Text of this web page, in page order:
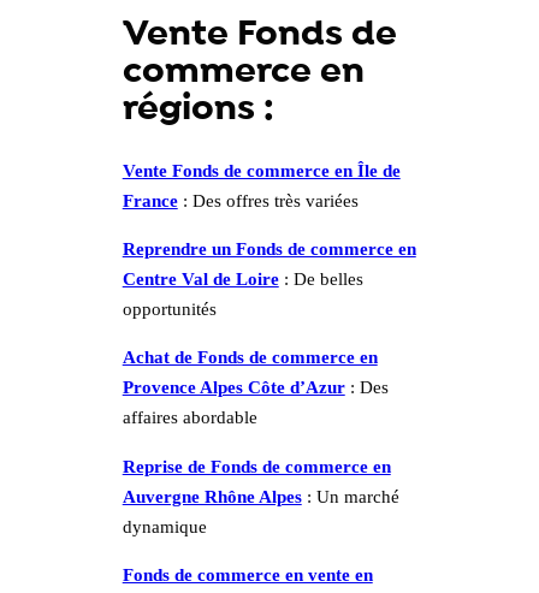
Vente Fonds de
commerce en
régions :
Vente Fonds de commerce en Île de
France: Des offres très variées
Reprendre un Fonds de commerce en
Centre Val de Loire : De belles
opportunités
Achat de Fonds de commerce en
Provence Alpes Côte d’Azur : Des
affaires abordable
Reprise de Fonds de commerce en
Auvergne Rhône Alpes : Un marché
dynamique
Fonds de commerce en vente en